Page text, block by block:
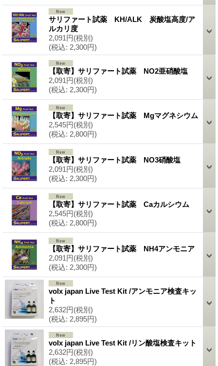
サリファート試薬 KH/ALK 炭酸塩高度/ア
ルカリ度
2,091円(税別)
(税込: 2,300円)
【取寄】サリファート試薬 NO2亜硝酸塩
2,091円(税別)
(税込: 2,300円)
【取寄】サリファート試薬 Mgマグネシウム
2,545円(税別)
(税込: 2,800円)
【取寄】サリファート試薬 NO3硝酸塩
2,091円(税別)
(税込: 2,300円)
【取寄】サリファート試薬 Caカルシウム
2,545円(税別)
(税込: 2,800円)
【取寄】サリファート試薬 NH4アンモニア
2,091円(税別)
(税込: 2,300円)
volx japan Live Test Kit /アンモニア検査キッ
ト
2,632円(税別)
(税込: 2,895円)
volx japan Live Test Kit /リン酸塩検査キット
2,632円(税別)
(税込: 2,895円)